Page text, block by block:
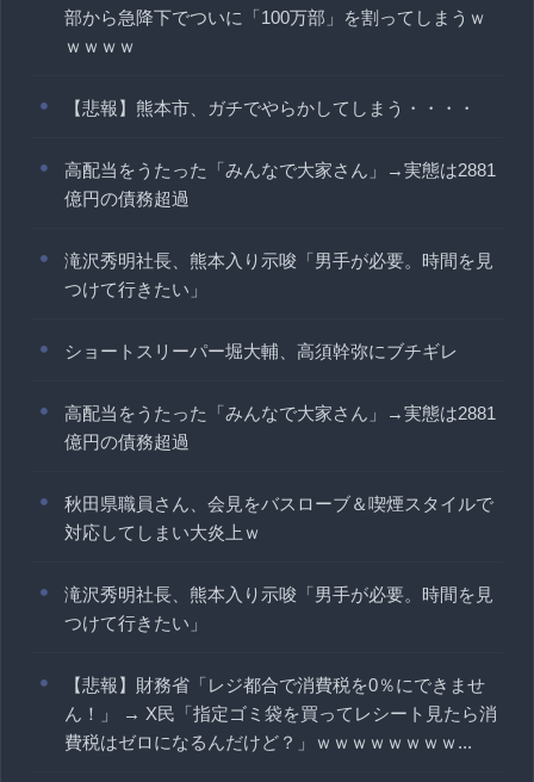
部から急降下でついに「100万部」を割ってしまうｗ
ｗｗｗｗ
【悲報】熊本市、ガチでやらかしてしまう・・・・
高配当をうたった「みんなで大家さん」→実態は2881
億円の債務超過
滝沢秀明社長、熊本入り示唆「男手が必要。時間を見
つけて行きたい」
ショートスリーパー堀大輔、高須幹弥にブチギレ
高配当をうたった「みんなで大家さん」→実態は2881
億円の債務超過
秋田県職員さん、会見をバスローブ＆喫煙スタイルで
対応してしまい大炎上ｗ
滝沢秀明社長、熊本入り示唆「男手が必要。時間を見
つけて行きたい」
【悲報】財務省「レジ都合で消費税を0％にできませ
ん！」 → X民「指定ゴミ袋を買ってレシート見たら消
費税はゼロになるんだけど？」ｗｗｗｗｗｗｗｗ...